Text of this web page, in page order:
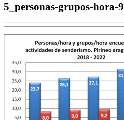
5_personas-grupos-hora-9